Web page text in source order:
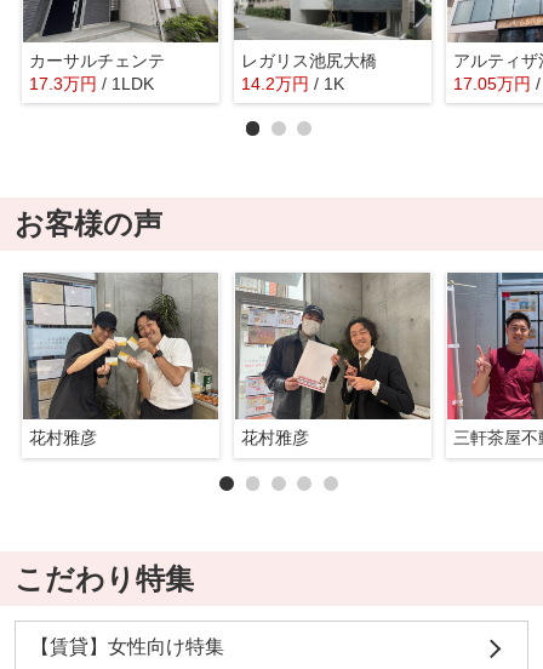
カーサルチェンテ
17.3万円 / 1LDK
レガリス池尻大橋
14.2万円 / 1K
アルティザ
17.05万円
お客様の声
花村雅彦 花村雅彦 三軒茶屋不
こだわり特集
【賃貸】女性向け特集